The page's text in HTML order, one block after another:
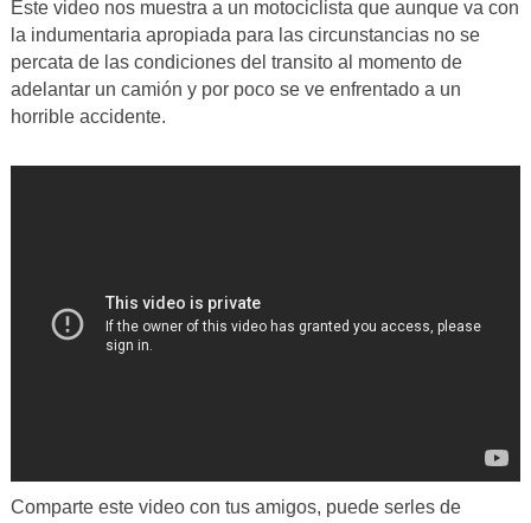
Este video nos muestra a un motociclista que aunque va con
la indumentaria apropiada para las circunstancias no se
percata de las condiciones del transito al momento de
adelantar un camión y por poco se ve enfrentado a un
horrible accidente.
Comparte este video con tus amigos, puede serles de